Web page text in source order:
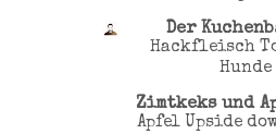
Der
Hackfleisch
Hunde
Zimtkeks und
Apfel Upside